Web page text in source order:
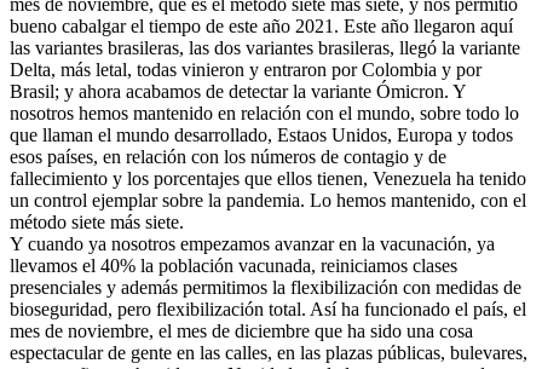
mes de noviembre, que es el método siete más siete, y nos permitió
bueno cabalgar el tiempo de este año 2021. Este año llegaron aquí
las variantes brasileras, las dos variantes brasileras, llegó la variante
Delta, más letal, todas vinieron y entraron por Colombia y por
Brasil; y ahora acabamos de detectar la variante Ómicron. Y
nosotros hemos mantenido en relación con el mundo, sobre todo lo
que llaman el mundo desarrollado, Estaos Unidos, Europa y todos
esos países, en relación con los números de contagio y de
fallecimiento y los porcentajes que ellos tienen, Venezuela ha tenido
un control ejemplar sobre la pandemia. Lo hemos mantenido, con el
método siete más siete.
Y cuando ya nosotros empezamos avanzar en la vacunación, ya
llevamos el 40% la población vacunada, reiniciamos clases
presenciales y además permitimos la flexibilización con medidas de
bioseguridad, pero flexibilización total. Así ha funcionado el país, el
mes de noviembre, el mes de diciembre que ha sido una cosa
espectacular de gente en las calles, en las plazas públicas, bulevares,